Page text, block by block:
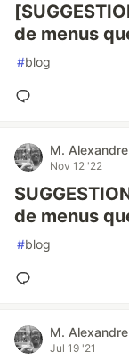
de menus
#blog
M.
Nov 12 '22
de menus
#blog
M.
Jul 19 '21